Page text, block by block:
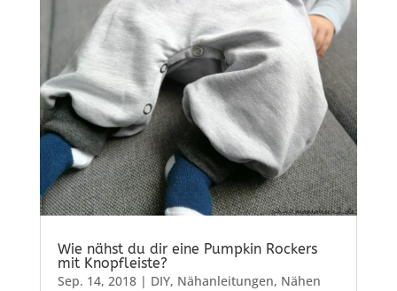
Wie nähst du dir eine Pumpkin Rockers
mit Knopfleiste?
Sep. 14, 2018| DIY, Nähanleitungen, Nähen